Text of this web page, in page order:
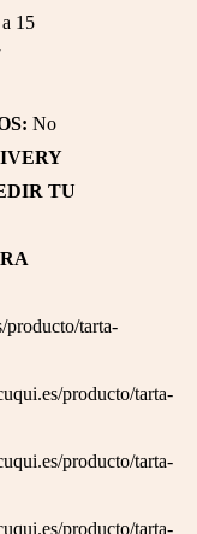
15
No
TU
producto/tarta-
producto/tarta-
producto/tarta-
producto/tarta-